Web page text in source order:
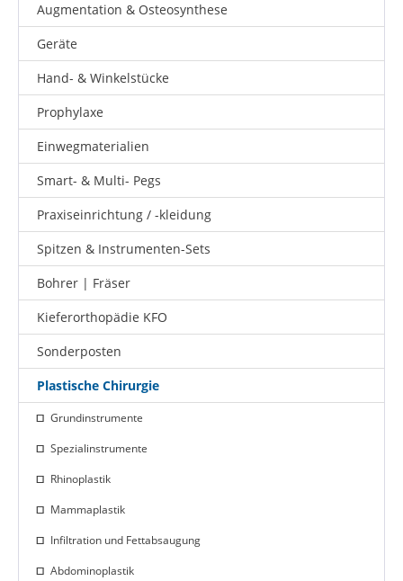
Augmentation & Osteosynthese
Geräte
Hand- & Winkelstücke
Prophylaxe
Einwegmaterialien
Smart- & Multi- Pegs
Praxiseinrichtung / -kleidung
Spitzen & Instrumenten-Sets
Bohrer | Fräser
Kieferorthopädie KFO
Sonderposten
Plastische Chirurgie
Grundinstrumente
Spezialinstrumente
Rhinoplastik
Mammaplastik
Infiltration und Fettabsaugung
Abdominoplastik